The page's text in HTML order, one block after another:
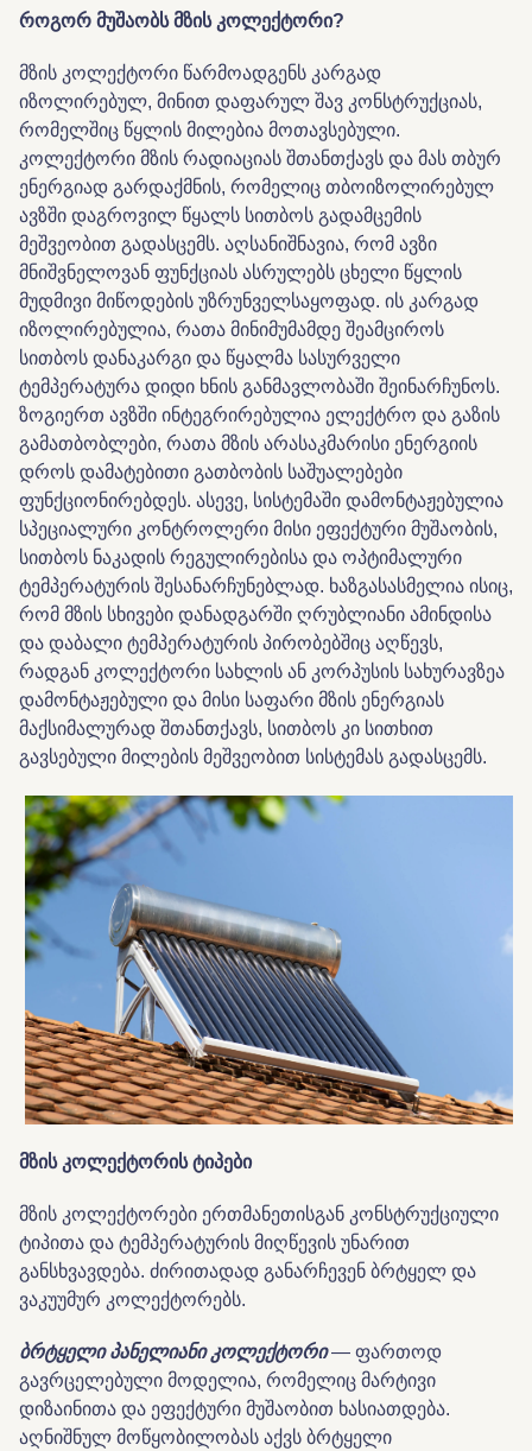
როგორ მუშაობსმზის კოლექტორი?
მზის კოლექტორი წარმოადგენს კარგად
იზოლირებულ, მინით დაფარულ შავ კონსტრუქციას,
რომელშიც წყლის მილებია მოთავსებული.
კოლექტორი მზის რადიაციას შთანთქავს და მას თბურ
ენერგიად გარდაქმნის, რომელიც თბოიზოლირებულ
ავზში დაგროვილ წყალს სითბოს გადამცემის
მეშვეობით გადასცემს. აღსანიშნავია, რომ ავზი
მნიშვნელოვან ფუნქციას ასრულებს ცხელი წყლის
მუდმივი მიწოდების უზრუნველსაყოფად. ის კარგად
იზოლირებულია, რათა მინიმუმამდე შეამციროს
სითბოს დანაკარგი და წყალმა სასურველი
ტემპერატურა დიდი ხნის განმავლობაში შეინარჩუნოს.
ზოგიერთ ავზში ინტეგრირებულია ელექტრო და გაზის
გამათბობლები, რათა მზის არასაკმარისი ენერგიის
დროს დამატებითი გათბობის საშუალებები
ფუნქციონირებდეს. ასევე, სისტემაში დამონტაჟებულია
სპეციალური კონტროლერი მისი ეფექტური მუშაობის,
სითბოს ნაკადის რეგულირებისა და ოპტიმალური
ტემპერატურის შესანარჩუნებლად. ხაზგასასმელია ისიც,
რომ მზის სხივები დანადგარში ღრუბლიანი ამინდისა
და დაბალი ტემპერატურის პირობებშიც აღწევს,
რადგან კოლექტორი სახლის ან კორპუსის სახურავზეა
დამონტაჟებული და მისი საფარი მზის ენერგიას
მაქსიმალურად შთანთქავს, სითბოს კი სითხით
გავსებული მილების მეშვეობით სისტემას გადასცემს.
მზის კოლექტორისტიპები
მზის კოლექტორები ერთმანეთისგან კონსტრუქციული
ტიპითა და ტემპერატურის მიღწევის უნარით
განსხვავდება. ძირითადად განარჩევენ ბრტყელ და
ვაკუუმურ კოლექტორებს.
ბრტყელიპანელიანიკოლექტორი— ფართოდ
გავრცელებული მოდელია, რომელიც მარტივი
დიზაინითა და ეფექტური მუშაობით ხასიათდება.
აღნიშნულ მოწყობილობას აქვს ბრტყელი